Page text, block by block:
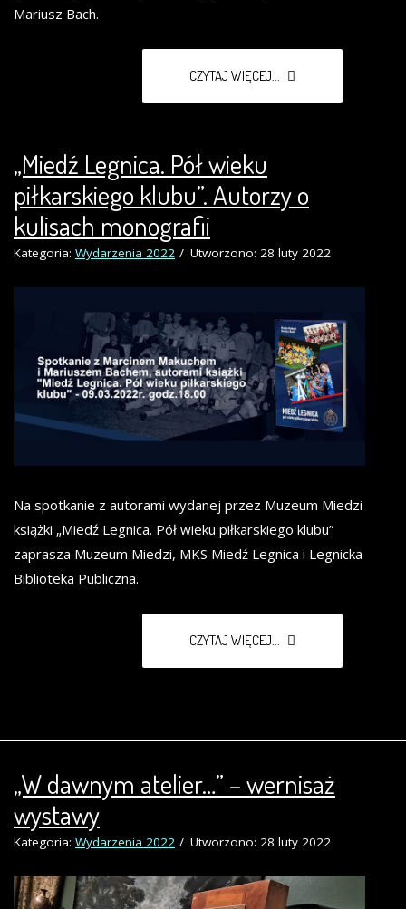
Mariusz Bach.
CZYTAJ WIĘCEJ...
„Miedź Legnica. Pół wieku
piłkarskiego klubu”. Autorzy o
kulisach monografii
Kategoria: Wydarzenia 2022 Utworzono: 28 luty 2022
Na spotkanie z autorami wydanej przez Muzeum Miedzi
książki „Miedź Legnica. Pół wieku piłkarskiego klubu”
zaprasza Muzeum Miedzi, MKS Miedź Legnica i Legnicka
Biblioteka Publiczna.
CZYTAJ WIĘCEJ...
„W dawnym atelier…” – wernisaż
wystawy
Kategoria: Wydarzenia 2022 Utworzono: 28 luty 2022